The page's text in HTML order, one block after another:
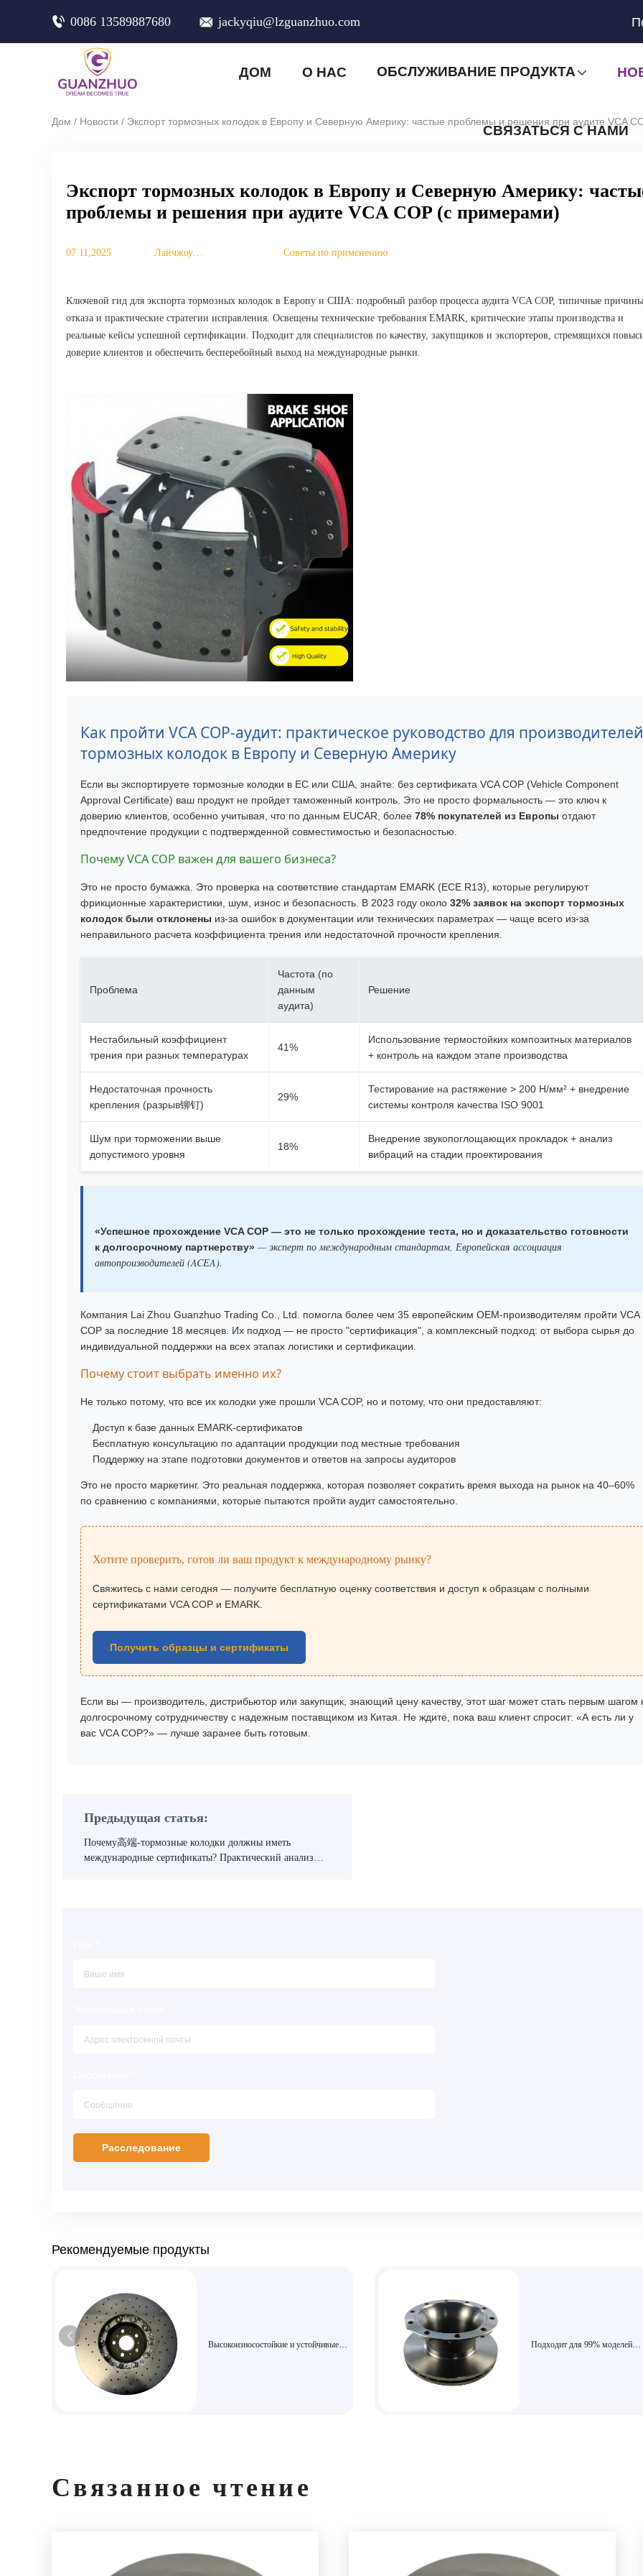
0086 13589887680 jackyqiu@lzguanzhuo.com
ДОМ О НАС ОБСЛУЖИВАНИЕ ПРОДУКТА
СВЯЗАТЬСЯ С НАМИ
Дом / Новости / Экспорт тормозных колодок в Европу и Северную Америку: частые проблемы и решения при аудите VCA
Экспорт тормозных колодок в Европу и Северную Америку:
проблемы и решения при аудите VCA COP (с примерами)
07 11,2025
Лайчжоу
Компания, ООО.
Советы по применению
Ключевой гид для экспорта тормозных колодок в Европу и США: подробный разбор процесса аудита VCA COP, типичные причины
отказа и практические стратегии исправления. Освещены технические требования EMARK, критические этапы производства и
реальные кейсы успешной сертификации. Подходит для специалистов по качеству, закупщиков и экспортеров, стремящихся
доверие клиентов и обеспечить бесперебойный выход на международные рынки.
Как пройти VCA COP-аудит: практическое руководство для производителей
тормозных колодок в Европу и Северную Америку
Если вы экспортируете тормозные колодки в ЕС или США, знайте: без сертификата VCA COP (Vehicle Component
Approval Certificate) ваш продукт не пройдет таможенный контроль. Это не просто формальность — это ключ к
доверию клиентов, особенно учитывая, что по данным EUCAR, более 78% покупателей из Европы отдают
предпочтение продукции с подтвержденной совместимостью и безопасностью.
Почему VCA COP важен для вашего бизнеса?
Это не просто бумажка. Это проверка на соответствие стандартам EMARK (ECE R13), которые регулируют
фрикционные характеристики, шум, износ и безопасность. В 2023 году около 32% заявок на экспорт тормозных
колодок были отклонены из-за ошибок в документации или технических параметрах — чаще всего из-за
неправильного расчета коэффициента трения или недостаточной прочности крепления.
Проблема
Частота (по
данным
аудита)
Решение
Нестабильный коэффициент
трения при разных температурах
41%
Использование термостойких композитных материалов
+ контроль на каждом этапе производства
Недостаточная прочность
крепления (разрыв铆钉)
29%
Тестирование на растяжение > 200 Н/мм² + внедрение
системы контроля качества ISO 9001
Шум при торможении выше
допустимого уровня
18%
Внедрение звукопоглощающих прокладок + анализ
вибраций на стадии проектирования
«Успешное прохождение VCA COP — это не только прохождение теста, но и доказательство готовности
к долгосрочному партнерству» — эксперт по международным стандартам, Европейская ассоциация
автопроизводителей (ACEA).
Компания Lai Zhou Guanzhuo Trading Co., Ltd. помогла более чем 35 европейским OEM-производителям пройти VCA
COP за последние 18 месяцев. Их подход — не просто "сертификация", а комплексный подход: от выбора сырья до
индивидуальной поддержки на всех этапах логистики и сертификации.
Почему стоит выбрать именно их?
Не только потому, что все их колодки уже прошли VCA COP, но и потому, что они предоставляют:
Доступ к базе данных EMARK-сертификатов
Бесплатную консультацию по адаптации продукции под местные требования
Поддержку на этапе подготовки документов и ответов на запросы аудиторов
Это не просто маркетинг. Это реальная поддержка, которая позволяет сократить время выхода на рынок на 40–60%
по сравнению с компаниями, которые пытаются пройти аудит самостоятельно.
Хотите проверить, готов ли ваш продукт к международному рынку?
Свяжитесь с нами сегодня — получите бесплатную оценку соответствия и доступ к образцам с полными
сертификатами VCA COP и EMARK.
Получить образцы и сертификаты
Если вы — производитель, дистрибьютор или закупщик, знающий цену качеству, этот шаг может стать первым шагом
долгосрочному сотрудничеству с надежным поставщиком из Китая. Не ждите, пока ваш клиент спросит: «А есть ли у
вас VCA COP?» — лучше заранее быть готовым.
Предыдущая статья:
Почему高端-тормозные колодки должны иметь
международные сертификаты? Практический анализ
Рекомендуемые продукты
Высокоизносостойкие и устойчивые к
Подходит для 99% моделей
Связанное чтение